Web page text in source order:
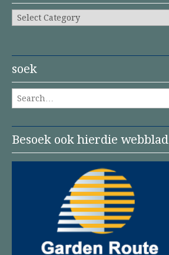
Categories
soek
Besoek ook hierdie webblad